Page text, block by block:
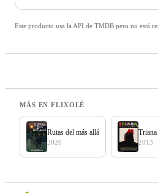
Este producto usa la API de TMDB pero no está
MÁS EN FLIXOLÉ
Rutas del más allá
2020 2013